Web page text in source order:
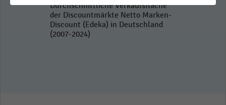
Durchschnittliche Verkaufsfläche
der Discountmärkte Netto Marken-
Discount (Edeka) in Deutschland
(2007-2024)